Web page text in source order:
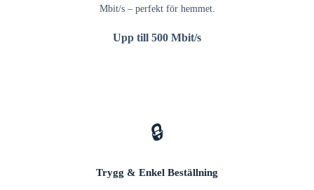
Mbit/s – perfekt för hemmet.
Upp till 500 Mbit/s
🔒
Trygg & Enkel Beställning